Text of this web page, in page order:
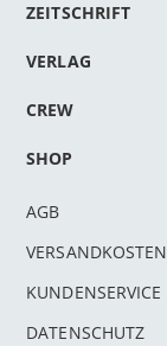
ZEITSCHRIFT
VERLAG
CREW
SHOP
AGB
VERSANDKOSTEN
KUNDENSERVICE
DATENSCHUTZ